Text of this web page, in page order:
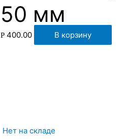
50 мм
Р 400.00 В корзину
Нет на складе